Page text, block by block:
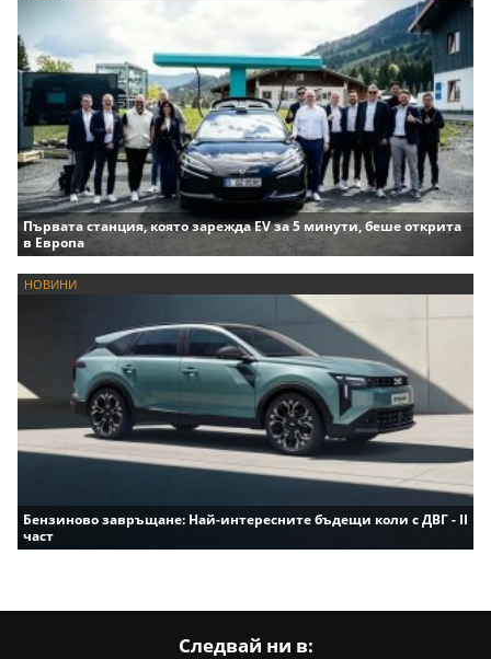
Първата станция, която зарежда EV за 5 минути, беше открита
в Европа
НОВИНИ
Бензиново завръщане: Най-интересните бъдещи коли с ДВГ - II
част
Следвай ни в: